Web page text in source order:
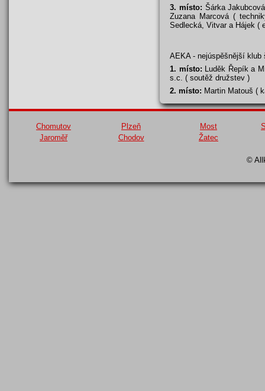
3. místo: Šárka
Zuzana Marcová (
Sedlecká, Vitvar a Hájek (
AEKA - nejúspěšnější klub
1. místo: Luděk Řepík a
s.c. ( soutěž družstev )
2. místo: Martin Matouš (
Chomutov Plzeň Most
Jaroměř
Chodov Žatec
©